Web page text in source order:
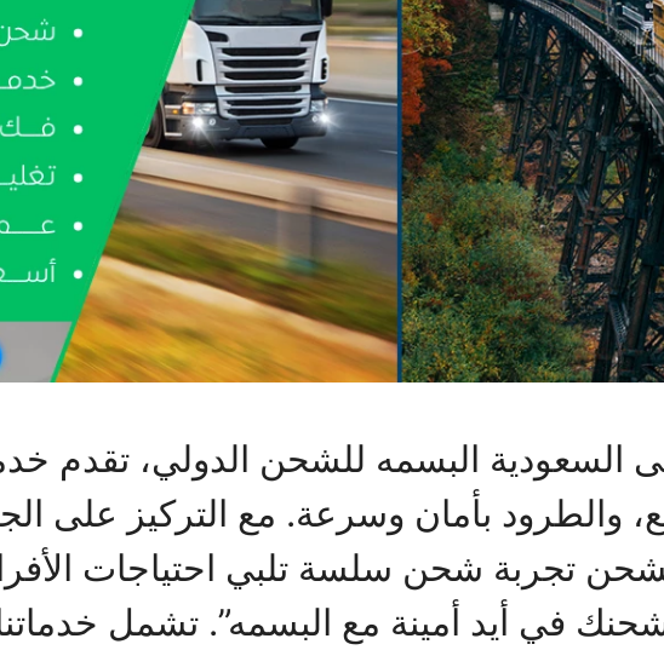
السعودية البسمه للشحن الدولي، تقدم
والطرود بأمان وسرعة. مع التركيز على
تجربة شحن سلسة تلبي احتياجات
في أيد أمينة مع البسمه”. تشمل خدماتنا